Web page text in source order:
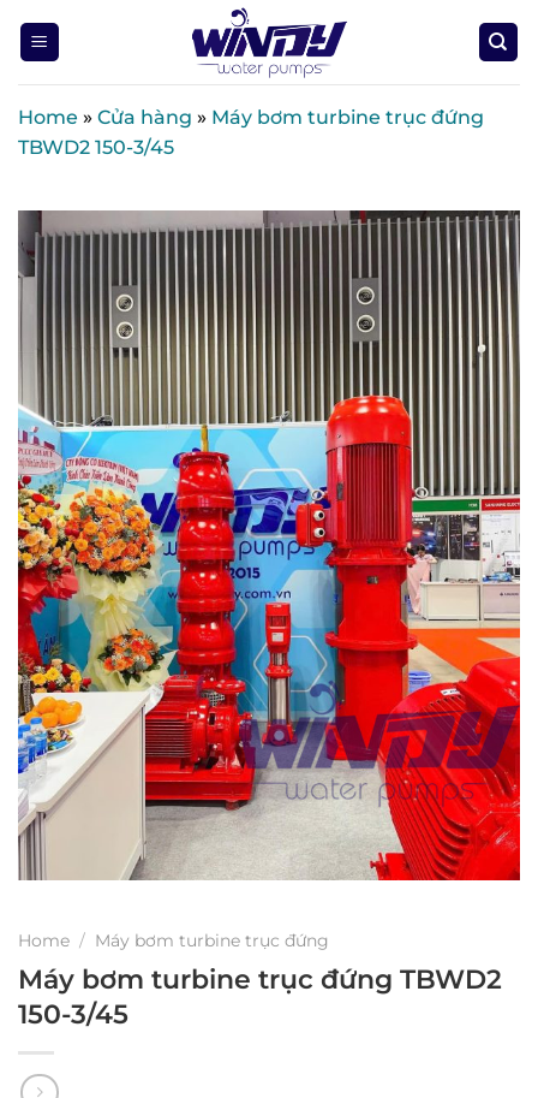
Home » Cửa hàng » Máy bơm turbine trục đứng
TBWD2 150-3/45
Home / Máy bơm turbine trục đứng
Máy bơm turbine trục đứng TBWD2
150-3/45